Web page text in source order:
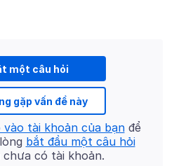
một câu hỏi
gặp vấn đề này
vào tài khoản của bạnđể
bắt đầu một câu hỏi
có tài khoản.